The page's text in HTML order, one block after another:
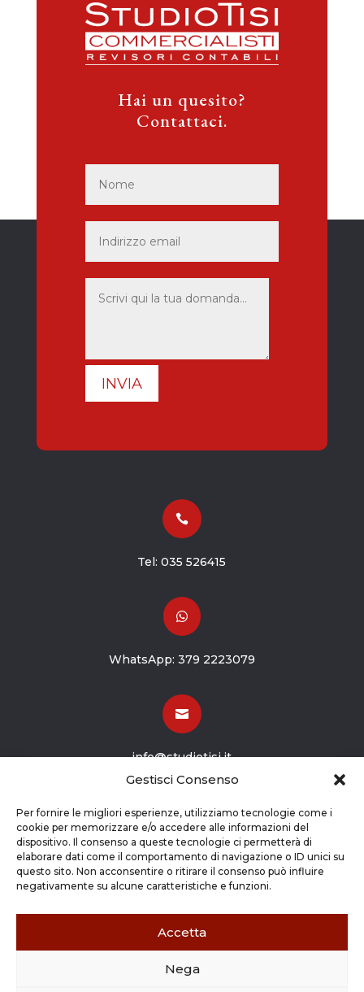
Gestisci Consenso
Per fornire le migliori esperienze, utilizziamo tecnologie come i
cookie per memorizzare e/o accedere alle informazioni del
dispositivo. Il consenso a queste tecnologie ci permetterà di
elaborare dati come il comportamento di navigazione o ID unici su
questo sito. Non acconsentire o ritirare il consenso può influire
negativamente su alcune caratteristiche e funzioni.
Accetta
Nega
Hai un quesito?
Contattaci.
INVIA

Tel:035 526415

WhatsApp: 379 2223079

info@studiotisi.it

Viale Europa 8
Grassobbio BG (24050)
Copyright © 2026 STUDIO TISI SRL –